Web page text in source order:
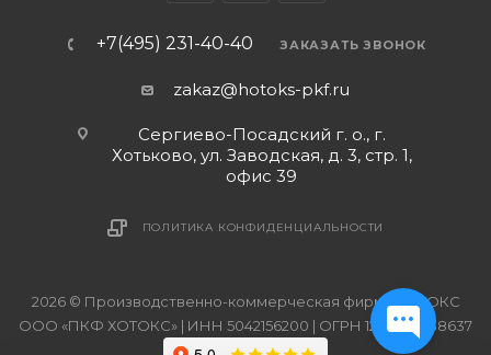
+7(495) 231-40-40 ЗАКАЗАТЬ ЗВОНОК
zakaz@hotoks-pkf.ru
Сергиево-Посадский г. о., г.
Хотьково, ул. Заводская, д. 3, стр. 1,
офис 39
ПОЛИТИКА КОНФИДЕНЦИАЛЬНОСТИ
2026 © Производственно-коммерческая фирма ХОТОКС
ООО «ПКФ ХОТОКС» | ИНН 5042156200 | ОГРН 1215000038637